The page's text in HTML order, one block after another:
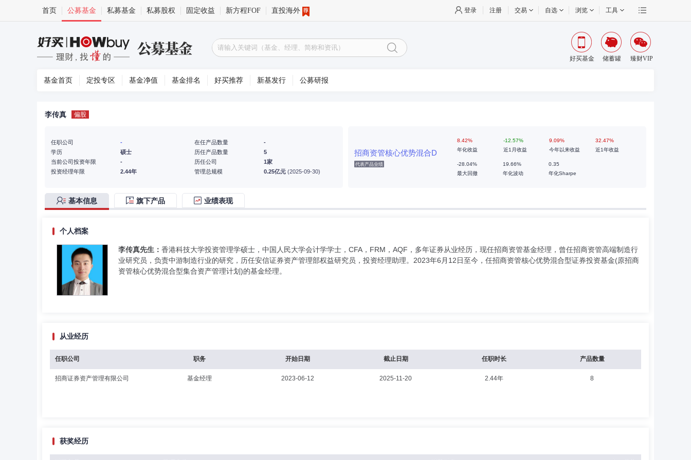
首页 公募基金 私募基金 私募股权 固定收益 新方程FOF 直投海外 登录 注册 交易 自选 浏览 工具
好买基金 储蓄罐 臻财VIP
基金首页 定投专区 基金净值 基金排名 好买推荐 新基发行 公募研报
李传真 偏股
任职公司
-
学历
硕士
当前公司投资年限
-
投资经理年限
2.44年
在任产品数量
-
历任产品数量
5
历任公司
1家
管理总规模
0.25亿元 (2025-09-30)
招商资管核心优势混合D
代表产品业绩
8.42%
年化收益
-12.57%
近1月收益
9.09%
今年以来收益
32.47%
近1年收益
-28.04%
最大回撤
19.66%
年化波动
0.35
年化Sharpe
基本信息 旗下产品 业绩表现
个人档案
李传真先生： 香港科技大学投资管理学硕士，中国人民大学会计学学士，CFA，FRM，AQF，多年证券从业经历，现任招商资管基金经理，曾任招商资管高端制造行
业研究员，负责中游制造行业的研究，历任安信证券资产管理部权益研究员，投资经理助理。2023年6月12日至今，任招商资管核心优势混合型证券投资基金(原招商
资管核心优势混合型集合资产管理计划)的基金经理。
从业经历
任职公司 职务 开始日期 截止日期 任职时长 产品数量
招商证券资产管理有限公司 基金经理 2023-06-12 2025-11-20 2.44年 8
获奖经历